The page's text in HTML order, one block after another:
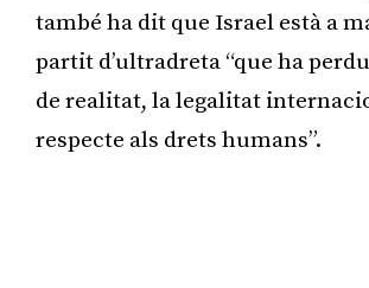
també ha dit que Israel està a
partit d’ultradreta “que ha
de realitat, la legalitat
respecte als drets humans”.